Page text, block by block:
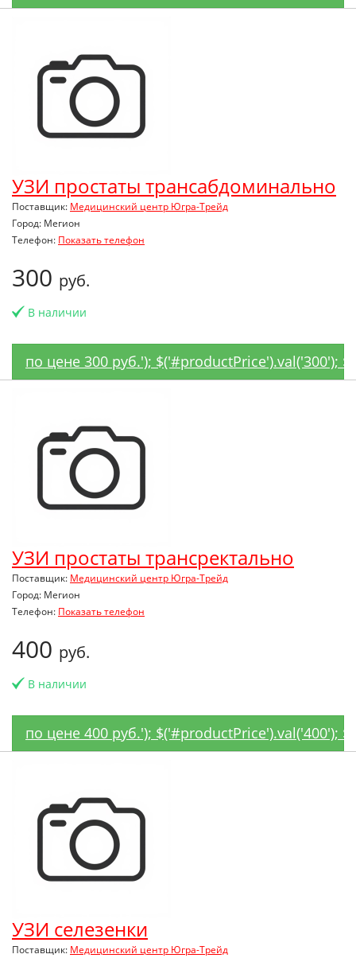
УЗИ простаты трансабдоминально
Поставщик: Медицинский центр Югра-Трейд
Город: Мегион
Телефон: Показать телефон
300 руб.
В наличии
по цене 300 руб.'); $('#productPrice').val('300');
УЗИ простаты трансректально
Поставщик: Медицинский центр Югра-Трейд
Город: Мегион
Телефон: Показать телефон
400 руб.
В наличии
по цене 400 руб.'); $('#productPrice').val('400');
УЗИ селезенки
Поставщик: Медицинский центр Югра-Трейд